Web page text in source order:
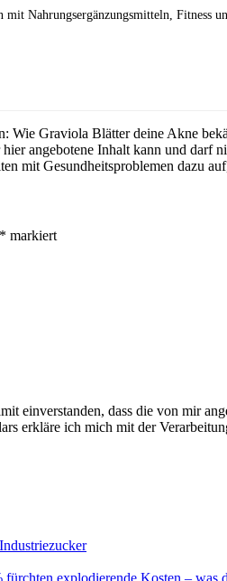
Nahrungsergänzungsmitteln, Fitness
Graviola Blätter deine Akne
angebotene Inhalt kann und
mit Gesundheitsproblemen dazu
* markiert
einverstanden, dass die von mir
erkläre ich mich mit der
explodierende Kosten –